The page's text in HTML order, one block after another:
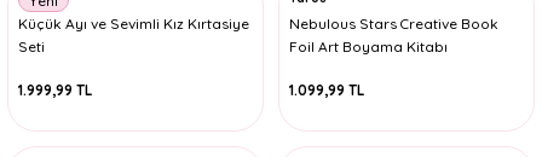
Küçük Ayı ve Sevimli Kız Kırtasiye
Seti
1.999,99 TL
Nebulous Stars Creative Book
Foil Art Boyama Kitabı
1.099,99 TL